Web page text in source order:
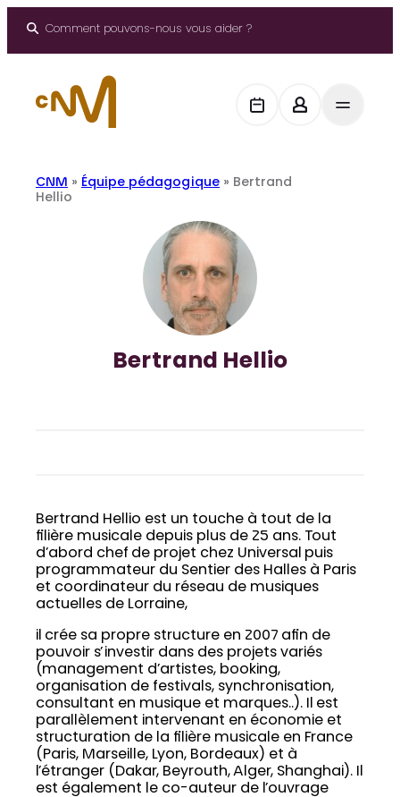
Comment pouvons-nous vous aider ?
CNM » Équipe pédagogique » Bertrand
Hellio
Bertrand Hellio
Bertrand Hellio est un touche à tout de la
filière musicale depuis plus de 25 ans. Tout
d’abord chef de projet chez Universal puis
programmateur du Sentier des Halles à Paris
et coordinateur du réseau de musiques
actuelles de Lorraine,
il crée sa propre structure en 2007 afin de
pouvoir s’investir dans des projets variés
(management d’artistes, booking,
organisation de festivals, synchronisation,
consultant en musique et marques..). Il est
parallèlement intervenant en économie et
structuration de la filière musicale en France
(Paris, Marseille, Lyon, Bordeaux) et à
l’étranger (Dakar, Beyrouth, Alger, Shanghai). Il
est également le co-auteur de l’ouvrage